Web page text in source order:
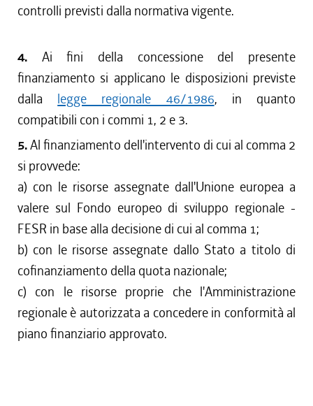
controlli previsti dalla normativa vigente.
4. Ai fini della concessione del presente
finanziamento si applicano le disposizioni previste
dalla legge regionale 46/1986, in quanto
compatibili con i commi 1, 2 e 3.
5.Al finanziamento dell'intervento di cui al comma 2
si provvede:
a) con le risorse assegnate dall'Unione europea a
valere sul Fondo europeo di sviluppo regionale -
FESR in base alla decisione di cui al comma 1;
b) con le risorse assegnate dallo Stato a titolo di
cofinanziamento della quota nazionale;
c) con le risorse proprie che l'Amministrazione
regionale è autorizzata a concedere in conformità al
piano finanziario approvato.